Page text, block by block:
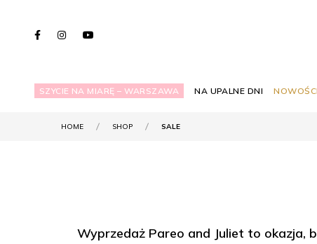
SZYCIE NA MIARĘ – WARSZAWA NA UPALNE DNI NOWOŚCI
HOME SHOP SALE
Wyprzedaż Pareo and Juliet to okazja,